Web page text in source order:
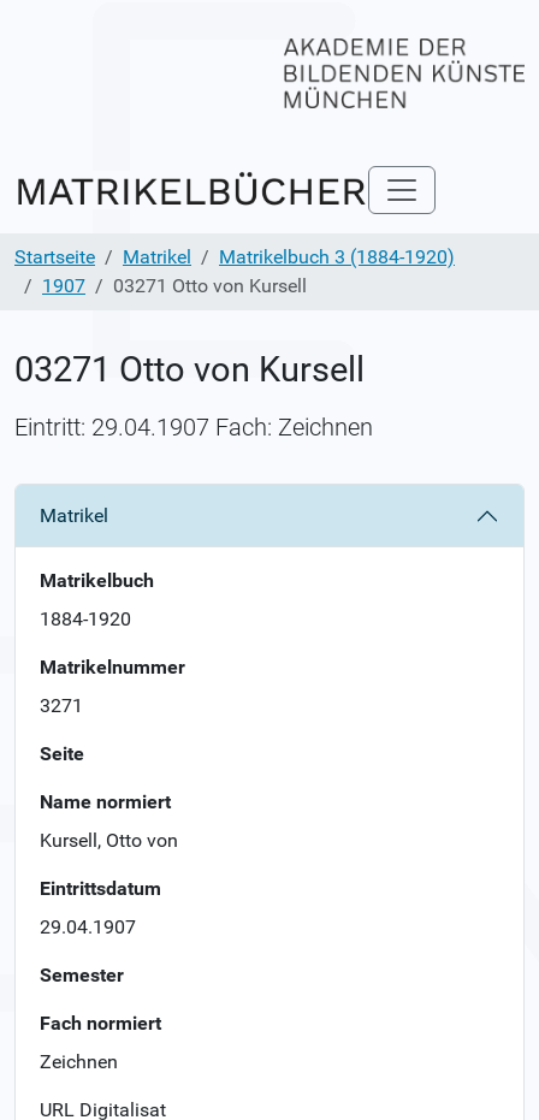
Startseite Matrikel
Matrikelbuch 3 (1884-1920)
1907
03271 Otto von Kursell
03271 Otto von Kursell
Eintritt: 29.04.1907 Fach: Zeichnen
Matrikel
Matrikelbuch
1884-1920
Matrikelnummer
3271
Seite
Name normiert
Kursell, Otto von
Eintrittsdatum
29.04.1907
Semester
Fach normiert
Zeichnen
URL Digitalisat